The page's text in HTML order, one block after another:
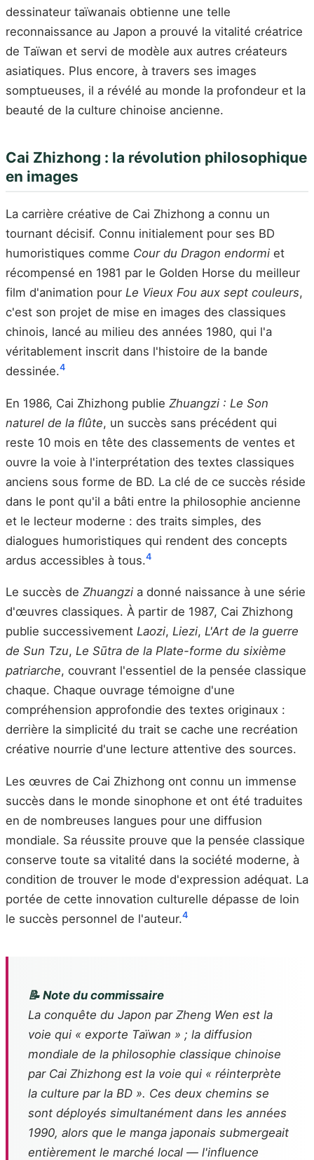
dessinateur taïwanais obtienne une telle
reconnaissance au Japon a prouvé la vitalité créatrice
de Taïwan et servi de modèle aux autres créateurs
asiatiques. Plus encore, à travers ses images
somptueuses, il a révélé au monde la profondeur et la
beauté de la culture chinoise ancienne.
Cai Zhizhong : la révolution philosophique
en images
La carrière créative de Cai Zhizhong a connu un
tournant décisif. Connu initialement pour ses BD
humoristiques comme Cour du Dragon endormi et
récompensé en 1981 par le Golden Horse du meilleur
film d'animation pour Le Vieux Fou aux sept couleurs,
c'est son projet de mise en images des classiques
chinois, lancé au milieu des années 1980, qui l'a
véritablement inscrit dans l'histoire de la bande
dessinée.4
En 1986, Cai Zhizhong publie Zhuangzi : Le Son
naturel de la flûte, un succès sans précédent qui
reste 10 mois en tête des classements de ventes et
ouvre la voie à l'interprétation des textes classiques
anciens sous forme de BD. La clé de ce succès réside
dans le pont qu'il a bâti entre la philosophie ancienne
et le lecteur moderne : des traits simples, des
dialogues humoristiques qui rendent des concepts
ardus accessibles à tous.4
Le succès de Zhuangzi a donné naissance à une série
d'œuvres classiques. À partir de 1987, Cai Zhizhong
publie successivement Laozi, Liezi, L'Art de la guerre
de Sun Tzu, Le Sūtra de la Plate-forme du sixième
patriarche, couvrant l'essentiel de la pensée classique
chaque. Chaque ouvrage témoigne d'une
compréhension approfondie des textes originaux :
derrière la simplicité du trait se cache une recréation
créative nourrie d'une lecture attentive des sources.
Les œuvres de Cai Zhizhong ont connu un immense
succès dans le monde sinophone et ont été traduites
en de nombreuses langues pour une diffusion
mondiale. Sa réussite prouve que la pensée classique
conserve toute sa vitalité dans la société moderne, à
condition de trouver le mode d'expression adéquat. La
portée de cette innovation culturelle dépasse de loin
le succès personnel de l'auteur.4
📝 Note du commissaire
La conquête du Japon par Zheng Wen est la
voie qui « exporte Taïwan » ; la diffusion
mondiale de la philosophie classique chinoise
par Cai Zhizhong est la voie qui « réinterprète
la culture par la BD ». Ces deux chemins se
sont déployés simultanément dans les années
1990, alors que le manga japonais submergeait
entièrement le marché local — l'influence